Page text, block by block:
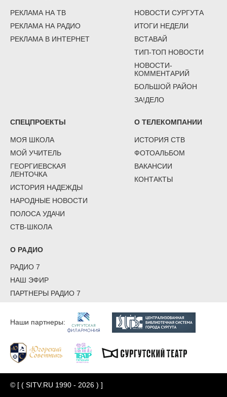
РЕКЛАМА НА ТВ
РЕКЛАМА НА РАДИО
РЕКЛАМА В ИНТЕРНЕТ
НОВОСТИ СУРГУТА
ИТОГИ НЕДЕЛИ
ВСТАВАЙ
ТИП-ТОП НОВОСТИ
НОВОСТИ-
КОММЕНТАРИЙ
БОЛЬШОЙ РАЙОН
ЗА!ДЕЛО
СПЕЦПРОЕКТЫ
МОЯ ШКОЛА
МОЙ УЧИТЕЛЬ
ГЕОРГИЕВСКАЯ
ЛЕНТОЧКА
ИСТОРИЯ НАДЕЖДЫ
НАРОДНЫЕ НОВОСТИ
ПОЛОСА УДАЧИ
СТВ-ШКОЛА
О ТЕЛЕКОМПАНИИ
ИСТОРИЯ СТВ
ФОТОАЛЬБОМ
ВАКАНСИИ
КОНТАКТЫ
О РАДИО
РАДИО 7
НАШ ЭФИР
ПАРТНЕРЫ РАДИО 7
Наши партнеры:
© [ ( SITV.RU 1990 - 2026 ) ]